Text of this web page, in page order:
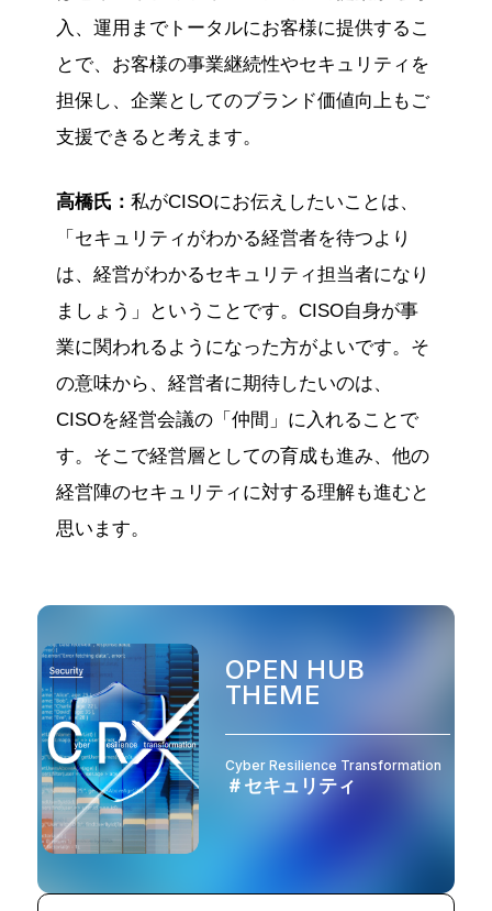
入、運用までトータルにお客様に提供するこ
とで、お客様の事業継続性やセキュリティを
担保し、企業としてのブランド価値向上もご
支援できると考えます。
高橋氏： 私がCISOにお伝えしたいことは、
「セキュリティがわかる経営者を待つより
は、経営がわかるセキュリティ担当者になり
ましょう」ということです。CISO自身が事
業に関われるようになった方がよいです。そ
の意味から、経営者に期待したいのは、
CISOを経営会議の「仲間」に入れることで
す。そこで経営層としての育成も進み、他の
経営陣のセキュリティに対する理解も進むと
思います。
OPEN HUB
THEME
Cyber Resilience Transformation
＃セキュリティ